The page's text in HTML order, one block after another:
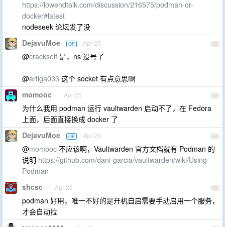
https://lowendtalk.com/discussion/216575/podman-or-
docker#latest
nodeseek 论坛发了没
52
DejavuMoe OP Apr 25
@crackself 是，ns 没号了
@artiga033 这个 socket 有点意思啊
53
momooc Apr 25
为什么我用 podman 运行 vaultwarden 启动不了，在 Fedora
上面，后面直接换成 docker 了
54
DejavuMoe OP Apr 25
@momooc 不应该啊，Vaultwarden 官方文档就有 Podman 的
说明 https://github.com/dani-garcia/vaultwarden/wiki/Using-
Podman
55
shcsc Apr 25
podman 好用，唯一不好的是开机自启需要手动启用一个服务，
才会自动拉